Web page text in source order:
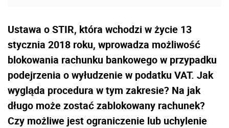
Ustawa o STIR, która wchodzi w życie 13
stycznia 2018 roku, wprowadza możliwość
blokowania rachunku bankowego w przypadku
podejrzenia o wyłudzenie w podatku VAT. Jak
wygląda procedura w tym zakresie? Na jak
długo może zostać zablokowany rachunek?
Czy możliwe jest ograniczenie lub uchylenie